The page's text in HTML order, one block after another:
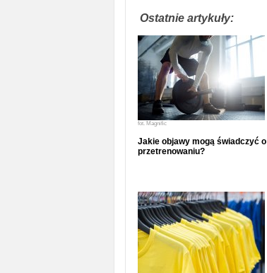
Ostatnie artykuły:
fot. Magnific
Jakie objawy mogą świadczyć o
przetrenowaniu?